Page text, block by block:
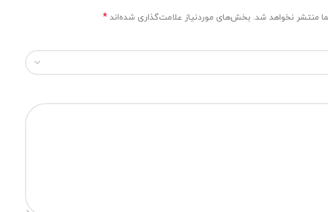
منتشر نخواهد شد. بخش‌های موردنیاز علامت‌گذاری شده‌اند *